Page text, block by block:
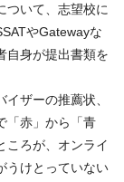
ついて、志望校に
やGatewayな
自身が提出書類を
ザーの推薦状、
「赤」から「青
ころが、オンライ
うけとっていない